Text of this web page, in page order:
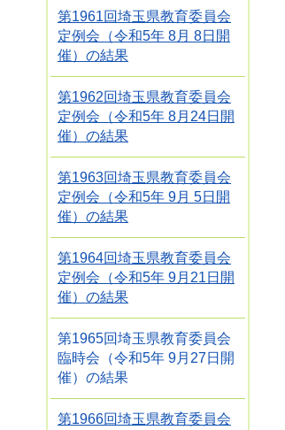
第1961回埼玉県教育委員会
定例会（令和5年 8月 8日開
催）の結果
第1962回埼玉県教育委員会
定例会（令和5年 8月24日開
催）の結果
第1963回埼玉県教育委員会
定例会（令和5年 9月 5日開
催）の結果
第1964回埼玉県教育委員会
定例会（令和5年 9月21日開
催）の結果
第1965回埼玉県教育委員会
臨時会（令和5年 9月27日開
催）の結果
第1966回埼玉県教育委員会